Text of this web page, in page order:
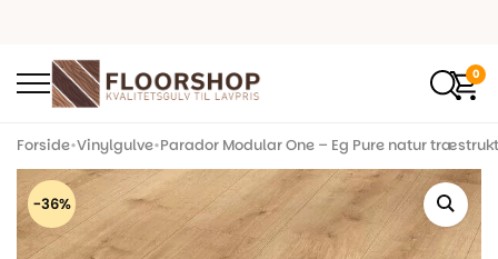
0
Forside•Vinylgulve•Parador Modular One – Eg Pure natur
-36%